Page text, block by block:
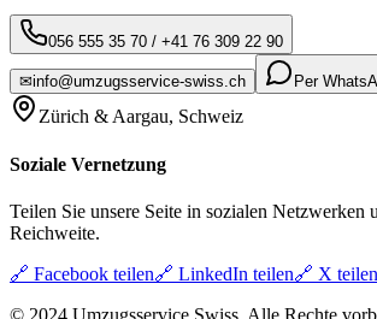
056 555 35 70 / +41 76 309 22 90
✉info@umzugsservice-swiss.ch Per
Zürich & Aargau, Schweiz
Soziale Vernetzung
Teilen Sie unsere Seite in sozialen Netzwerken
Reichweite.
🔗 Facebook teilen🔗 LinkedIn teilen🔗 X teilen
© 2024 Umzugsservice Swiss. Alle Rechte